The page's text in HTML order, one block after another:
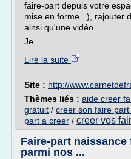
faire-part depuis votre
mise en forme...), rajouter
ainsi qu'une vidéo.
Je...
Lire la suite
Site : http://
Thèmes liés : aide creer
gratuit / creer son faire
part a creer / creer vos
Faire-part
parmi nos ...